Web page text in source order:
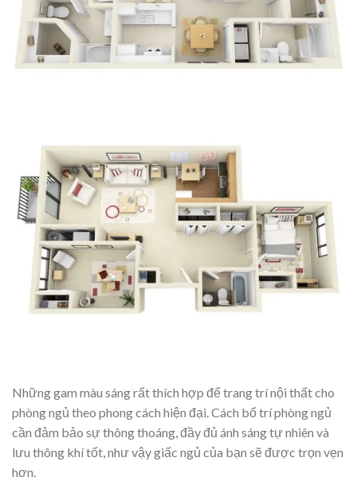
Những gam màu sáng rất thích hợp để trang trí nội thất cho
phòng ngủ theo phong cách hiện đại. Cách bố trí phòng ngủ
cần đảm bảo sự thông thoáng, đầy đủ ánh sáng tự nhiên và
lưu thông khí tốt, như vậy giấc ngủ của bạn sẽ được trọn vẹn
hơn.